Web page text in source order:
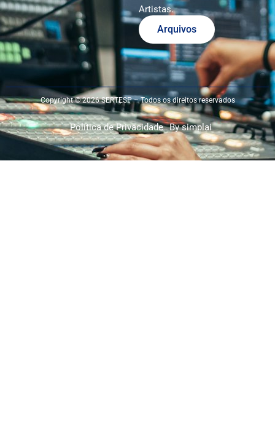
Artistas.
Arquivos
Copyright © 2026 SERTESP – Todos os direitos reservados
Política de Privacidade By simplai